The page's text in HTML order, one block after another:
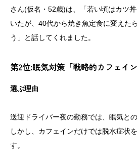
さん(仮名・52歳)は、「若い頃はカツ
いたが、40代から焼き魚定食に変えた
う」と話してくれました。
第2位:眠気対策「戦略的カフェイ
選ぶ理由
送迎ドライバー夜の勤務では、眠気と
しかし、カフェインだけでは脱水症状
す。